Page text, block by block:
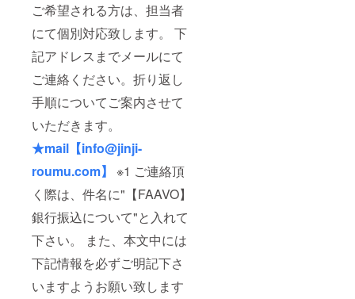
ご希望される方は、担当者
にて個別対応致します。 下
記アドレスまでメールにて
ご連絡ください。折り返し
手順についてご案内させて
いただきます。
★mail【info@jinji-
roumu.com】 ※1 ご連絡頂
く際は、件名に"【FAAVO】
銀行振込について"と入れて
下さい。 また、本文中には
下記情報を必ずご明記下さ
いますようお願い致します